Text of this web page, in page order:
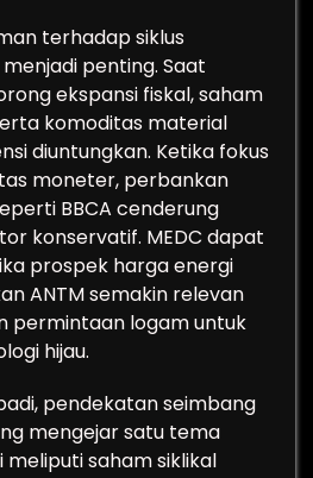
terhadap siklus
penting. Saat
ekspansi fiskal, saham
komoditas material
diuntungkan. Ketika fokus
moneter, perbankan
BBCA cenderung
konservatif. MEDC dapat
prospek harga energi
ANTM semakin relevan
permintaan logam untuk
hijau.
pendekatan seimbang
mengejar satu tema
meliputi saham siklikal